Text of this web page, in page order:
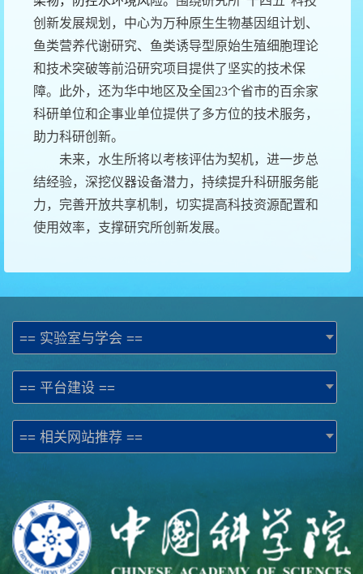
创新发展规划，中心为万种原生生物基因组计划、
鱼类营养代谢研究、鱼类诱导型原始生殖细胞理论
和技术突破等前沿研究项目提供了坚实的技术保
障。此外，还为华中地区及全国23个省市的百余家
科研单位和企事业单位提供了多方位的技术服务，
助力科研创新。
未来，水生所将以考核评估为契机，进一步总
结经验，深挖仪器设备潜力，持续提升科研服务能
力，完善开放共享机制，切实提高科技资源配置和
使用效率，支撑研究所创新发展。
== 实验室与学会 ==
== 平台建设 ==
== 相关网站推荐 ==